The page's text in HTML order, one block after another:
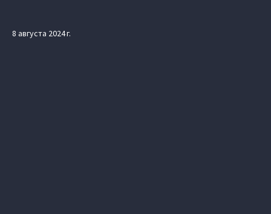
8 августа 2024 г.